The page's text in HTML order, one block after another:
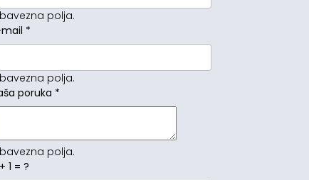
polja.
*
polja.
poruka *
polja.
1 = ?